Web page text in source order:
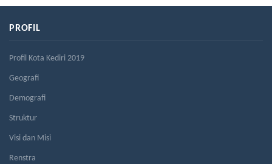
PROFIL
Profil Kota Kediri 2019
Geografi
Demografi
Struktur
Visi dan Misi
Renstra